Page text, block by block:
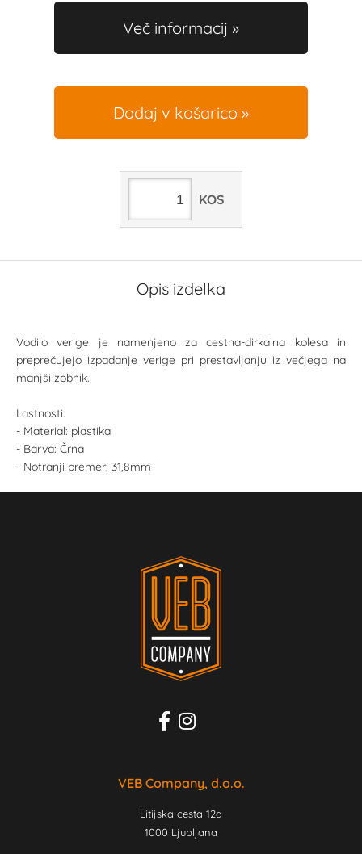
Več informacij
Dodaj v košarico
KOS
Opis izdelka
Vodilo verige je namenjeno za cestna-dirkalna kolesa in
preprečujejo izpadanje verige pri prestavljanju iz večjega na
manjši zobnik.
Lastnosti:
- Material: plastika
- Barva: Črna
- Notranji premer: 31,8mm
VEB Company, d.o.o.
Litijska cesta 12a
1000 Ljubljana